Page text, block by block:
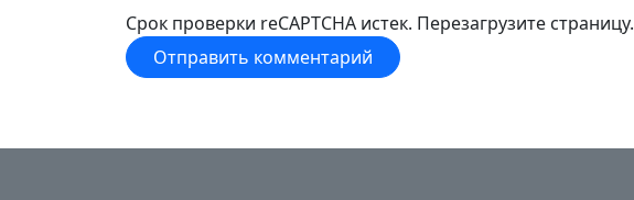
Срок проверки reCAPTCHA истек. Перезагрузите страницу.